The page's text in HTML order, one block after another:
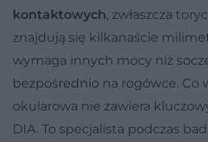
kontaktowych, zwłaszcza
znajdują się kilkanaście
wymaga innych mocy niż
bezpośrednio na rogówce. Co
okularowa nie zawiera
DIA. To specjalista podczas